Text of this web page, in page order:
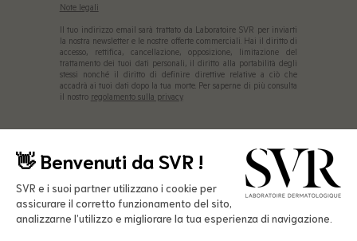
Note legali
Il tuo indirizzo email sarà trattato da Laboratoire SVR per inviarti
la nostra newsletter e le nostre offerte commerciali. Hai il diritto di
accesso, rettifica, cancellazione, opposizione, limitazione del
trattamento dei tuoi dati personali, il diritto alla portabilità degli
stessi nonché il diritto di definire direttive relative a ciò che
accadrà ai tuoi dati dopo la tua morte. Per saperne di più consulta
il nostro regolamento sulla privacy.
👋​ Benvenuti da SVR !
SVR e i suoi partner utilizzano i cookie per
assicurare il corretto funzionamento del sito,
analizzarne l’utilizzo e migliorare la tua esperienza di navigazione.